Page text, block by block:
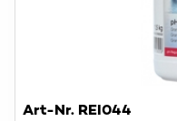
Art-Nr. REI044